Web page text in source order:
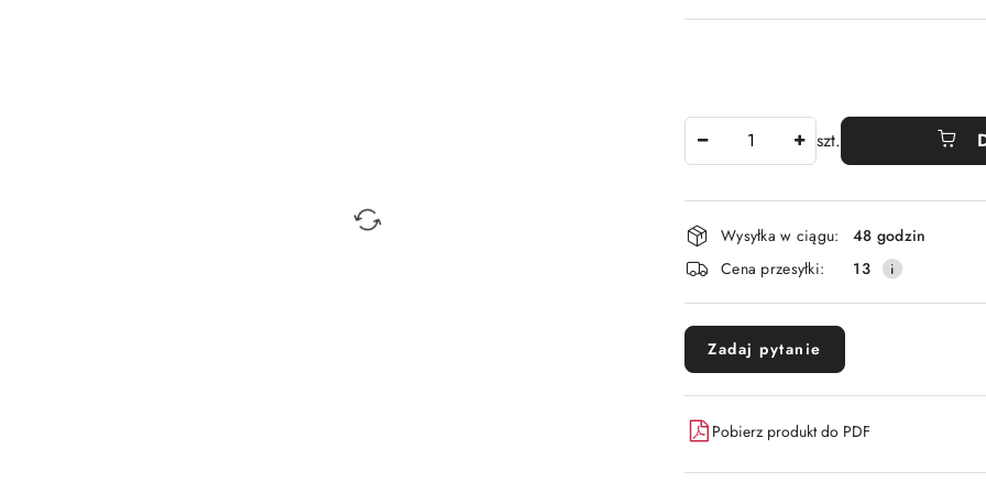
szt.
Dostępność
i
dostawa
Wysyłka w ciągu:
48 godzin
Cena przesyłki:
13
Zadaj pytanie
Pobierz produkt do PDF